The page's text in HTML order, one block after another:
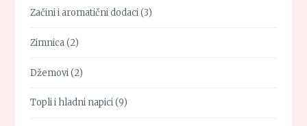
Začini i aromatični dodaci(3)
Zimnica(2)
Džemovi(2)
Topli i hladni napici(9)